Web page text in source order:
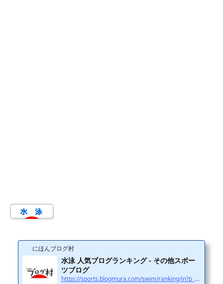
にほんブログ村
水泳 人気ブログランキング - その他スポー
ツブログ
https://sports.blogmura.com/swim/ranking/in?p_cid=11114970